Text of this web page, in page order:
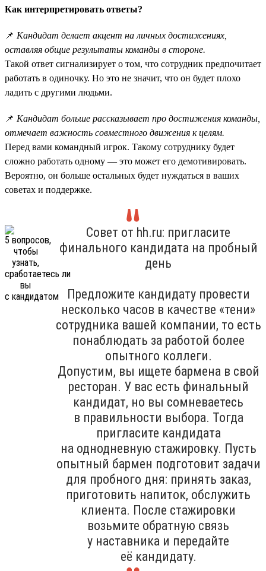
Как интерпретировать ответы?
📌 Кандидат делает акцент на личных достижениях,
оставляя общие результаты команды в стороне.
Такой ответ сигнализирует о том, что сотрудник предпочитает
работать в одиночку. Но это не значит, что он будет плохо
ладить с другими людьми.
📌 Кандидат больше рассказывает про достижения команды,
отмечает важность совместного движения к целям.
Перед вами командный игрок. Такому сотруднику будет
сложно работать одному — это может его демотивировать.
Вероятно, он больше остальных будет нуждаться в ваших
советах и поддержке.
Совет от hh.ru: пригласите
финального кандидата на пробный
день
Предложите кандидату провести
несколько часов в качестве «тени»
сотрудника вашей компании, то есть
понаблюдать за работой более
опытного коллеги.
Допустим, вы ищете бармена в свой
ресторан. У вас есть финальный
кандидат, но вы сомневаетесь
в правильности выбора. Тогда
пригласите кандидата
на однодневную стажировку. Пусть
опытный бармен подготовит задачи
для пробного дня: принять заказ,
приготовить напиток, обслужить
клиента. После стажировки
возьмите обратную связь
у наставника и передайте
её кандидату.